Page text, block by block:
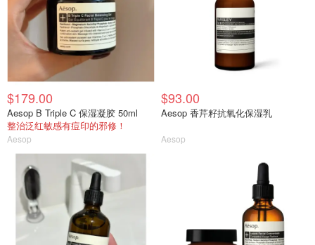
$179.00
Aesop B Triple C 保湿凝胶 50ml
整治泛红敏感有痘印的邪修！
Aesop
$93.00
Aesop 香芹籽抗氧化保湿乳
Aesop